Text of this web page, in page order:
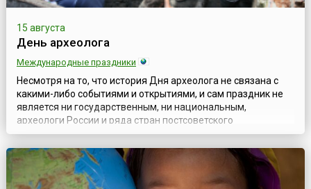
15 августа
День археолога
Международные праздники
Несмотря на то, что история Дня археолога не связана с
какими-либо событиями и открытиями, и сам праздник не
является ни государственным, ни национальным,
археологи России и ряда стран постсоветского
пространства отмечают свой профессиональный праздник
15 августа. Существует несколько версий истории его
возникновения. По одной из них, традиция отмечать 15
августа День археолога сложилась в ССС...